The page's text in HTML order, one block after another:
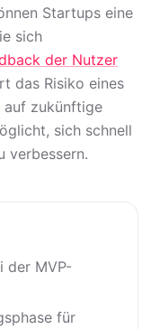
Startups eine
sich
der Nutzer
das Risiko eines
auf zukünftige
sich schnell
verbessern.
der MVP-
für